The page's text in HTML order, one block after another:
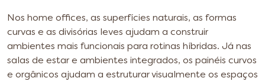
Nos home offices, as superfícies naturais, as formas
curvas e as divisórias leves ajudam a construir
ambientes mais funcionais para rotinas híbridas. Já nas
salas de estar e ambientes integrados, os painéis curvos
e orgânicos ajudam a estruturar visualmente os espaços